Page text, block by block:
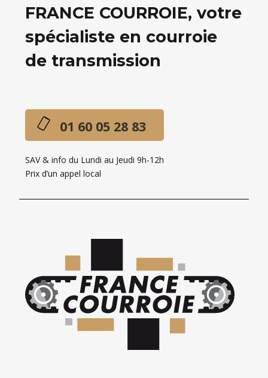
FRANCE COURROIE, votre
spécialiste en courroie
de transmission
01 60 05 28 83
SAV & info du Lundi au Jeudi 9h-12h
Prix d’un appel local